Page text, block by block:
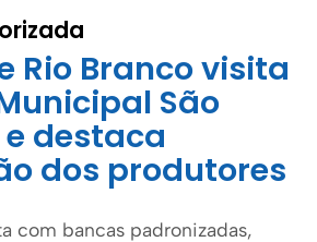
Rio Branco visita
São
destaca
dos produtores
com bancas padronizadas,